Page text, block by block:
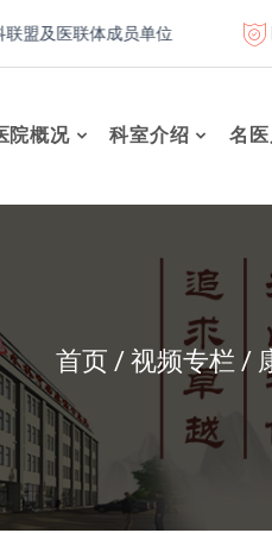
及医联体成员单位 首都医
院概况 科室介绍 名
首页 视频专栏